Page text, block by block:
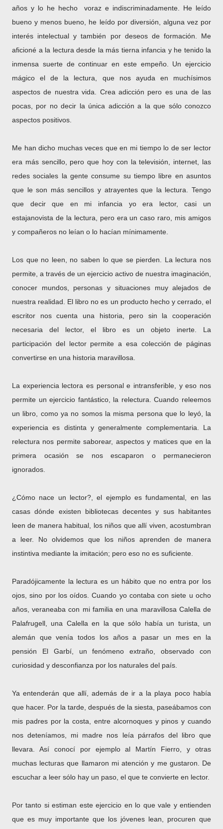
años y lo he hecho voraz e indiscriminadamente. He leído
bueno y menos bueno, he leído por diversión, alguna vez por
interés intelectual y también por deseos de formación. Me
aficioné a la lectura desde la más tierna infancia y he tenido la
inmensa suerte de continuar en este empeño. Un ejercicio
mágico el de la lectura, que nos ayuda en muchísimos
aspectos de nuestra vida. Crea adicción pero es una de las
pocas, por no decir la única adicción a la que sólo conozco
aspectos positivos.
Me han dicho muchas veces que en mi tiempo lo de ser lector
era más sencillo, pero que hoy con la televisión, internet, las
redes sociales la gente consume su tiempo libre en asuntos
que le son más sencillos y atrayentes que la lectura. Tengo
que decir que en mi infancia yo era lector, casi un
estajanovista de la lectura, pero era un caso raro, mis amigos
y compañeros no leían o lo hacían mínimamente.
Los que no leen, no saben lo que se pierden. La lectura nos
permite, a través de un ejercicio activo de nuestra imaginación,
conocer mundos, personas y situaciones muy alejados de
nuestra realidad. El libro no es un producto hecho y cerrado, el
escritor nos cuenta una historia, pero sin la cooperación
necesaria del lector, el libro es un objeto inerte. La
participación del lector permite a esa colección de páginas
convertirse en una historia maravillosa.
La experiencia lectora es personal e intransferible, y eso nos
permite un ejercicio fantástico, la relectura. Cuando releemos
un libro, como ya no somos la misma persona que lo leyó, la
experiencia es distinta y generalmente complementaria. La
relectura nos permite saborear, aspectos y matices que en la
primera ocasión se nos escaparon o permanecieron
ignorados.
¿Cómo nace un lector?, el ejemplo es fundamental, en las
casas dónde existen bibliotecas decentes y sus habitantes
leen de manera habitual, los niños que allí viven, acostumbran
a leer. No olvidemos que los niños aprenden de manera
instintiva mediante la imitación; pero eso no es suficiente.
Paradójicamente la lectura es un hábito que no entra por los
ojos, sino por los oídos. Cuando yo contaba con siete u ocho
años, veraneaba con mi familia en una maravillosa Calella de
Palafrugell, una Calella en la que sólo había un turista, un
alemán que venía todos los años a pasar un mes en la
pensión El Garbí, un fenómeno extraño, observado con
curiosidad y desconfianza por los naturales del país.
Ya entenderán que allí, además de ir a la playa poco había
que hacer. Por la tarde, después de la siesta, paseábamos con
mis padres por la costa, entre alcornoques y pinos y cuando
nos deteníamos, mi madre nos leía párrafos del libro que
llevara. Así conocí por ejemplo al Martín Fierro, y otras
muchas lecturas que llamaron mi atención y me gustaron. De
escuchar a leer sólo hay un paso, el que te convierte en lector.
Por tanto si estiman este ejercicio en lo que vale y entienden
que es muy importante que los jóvenes lean, procuren que